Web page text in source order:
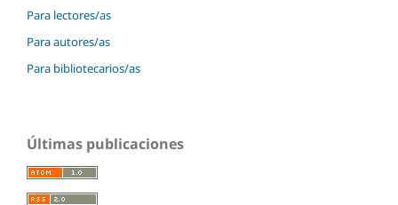
Para lectores/as
Para autores/as
Para bibliotecarios/as
Últimas publicaciones